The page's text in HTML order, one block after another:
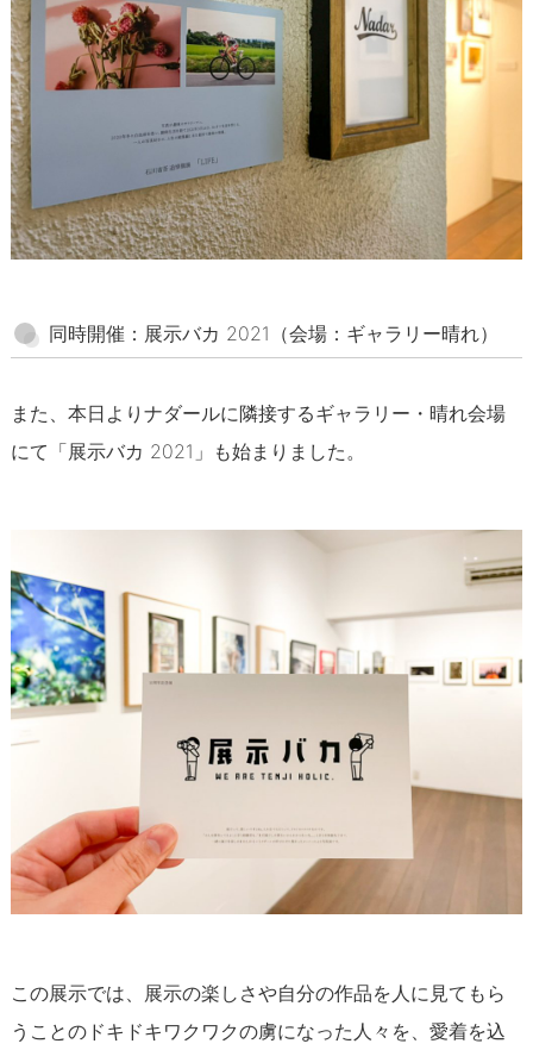
同時開催：展示バカ 2021（会場：ギャラリー晴れ）
また、本日よりナダールに隣接するギャラリー・晴れ会場
にて「展示バカ 2021」も始まりました。
この展示では、展示の楽しさや自分の作品を人に見てもら
うことのドキドキワクワクの虜になった人々を、愛着を込